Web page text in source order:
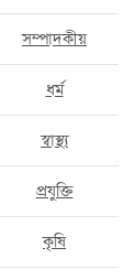
সম্পাদকীয়
ধর্ম
স্বাস্থ্য
প্রযুক্তি
কৃষি